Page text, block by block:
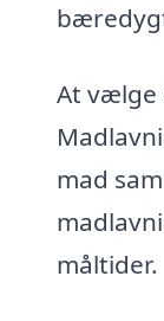
At vælge
mad
måltider.